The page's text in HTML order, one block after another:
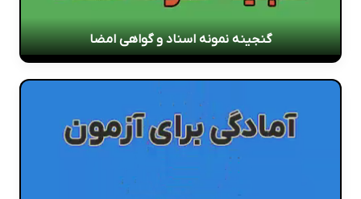
گنجینه نمونه اسناد و گواهی امضا